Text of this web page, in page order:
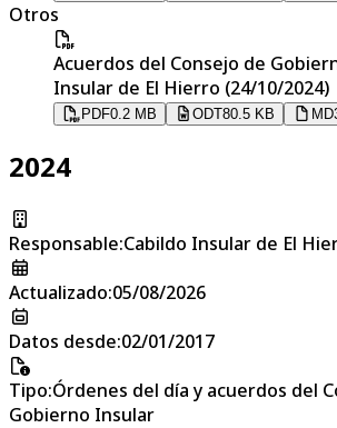
Otros
Acuerdos del Consejo de
Insular de El Hierro (24/10/2024)
PDF0.2 MB ODT80.5 KB MD
2024
Responsable:Cabildo Insular de El
Actualizado:05/08/2026
Datos desde:02/01/2017
Tipo:Órdenes del día y acuerdos del
Gobierno Insular